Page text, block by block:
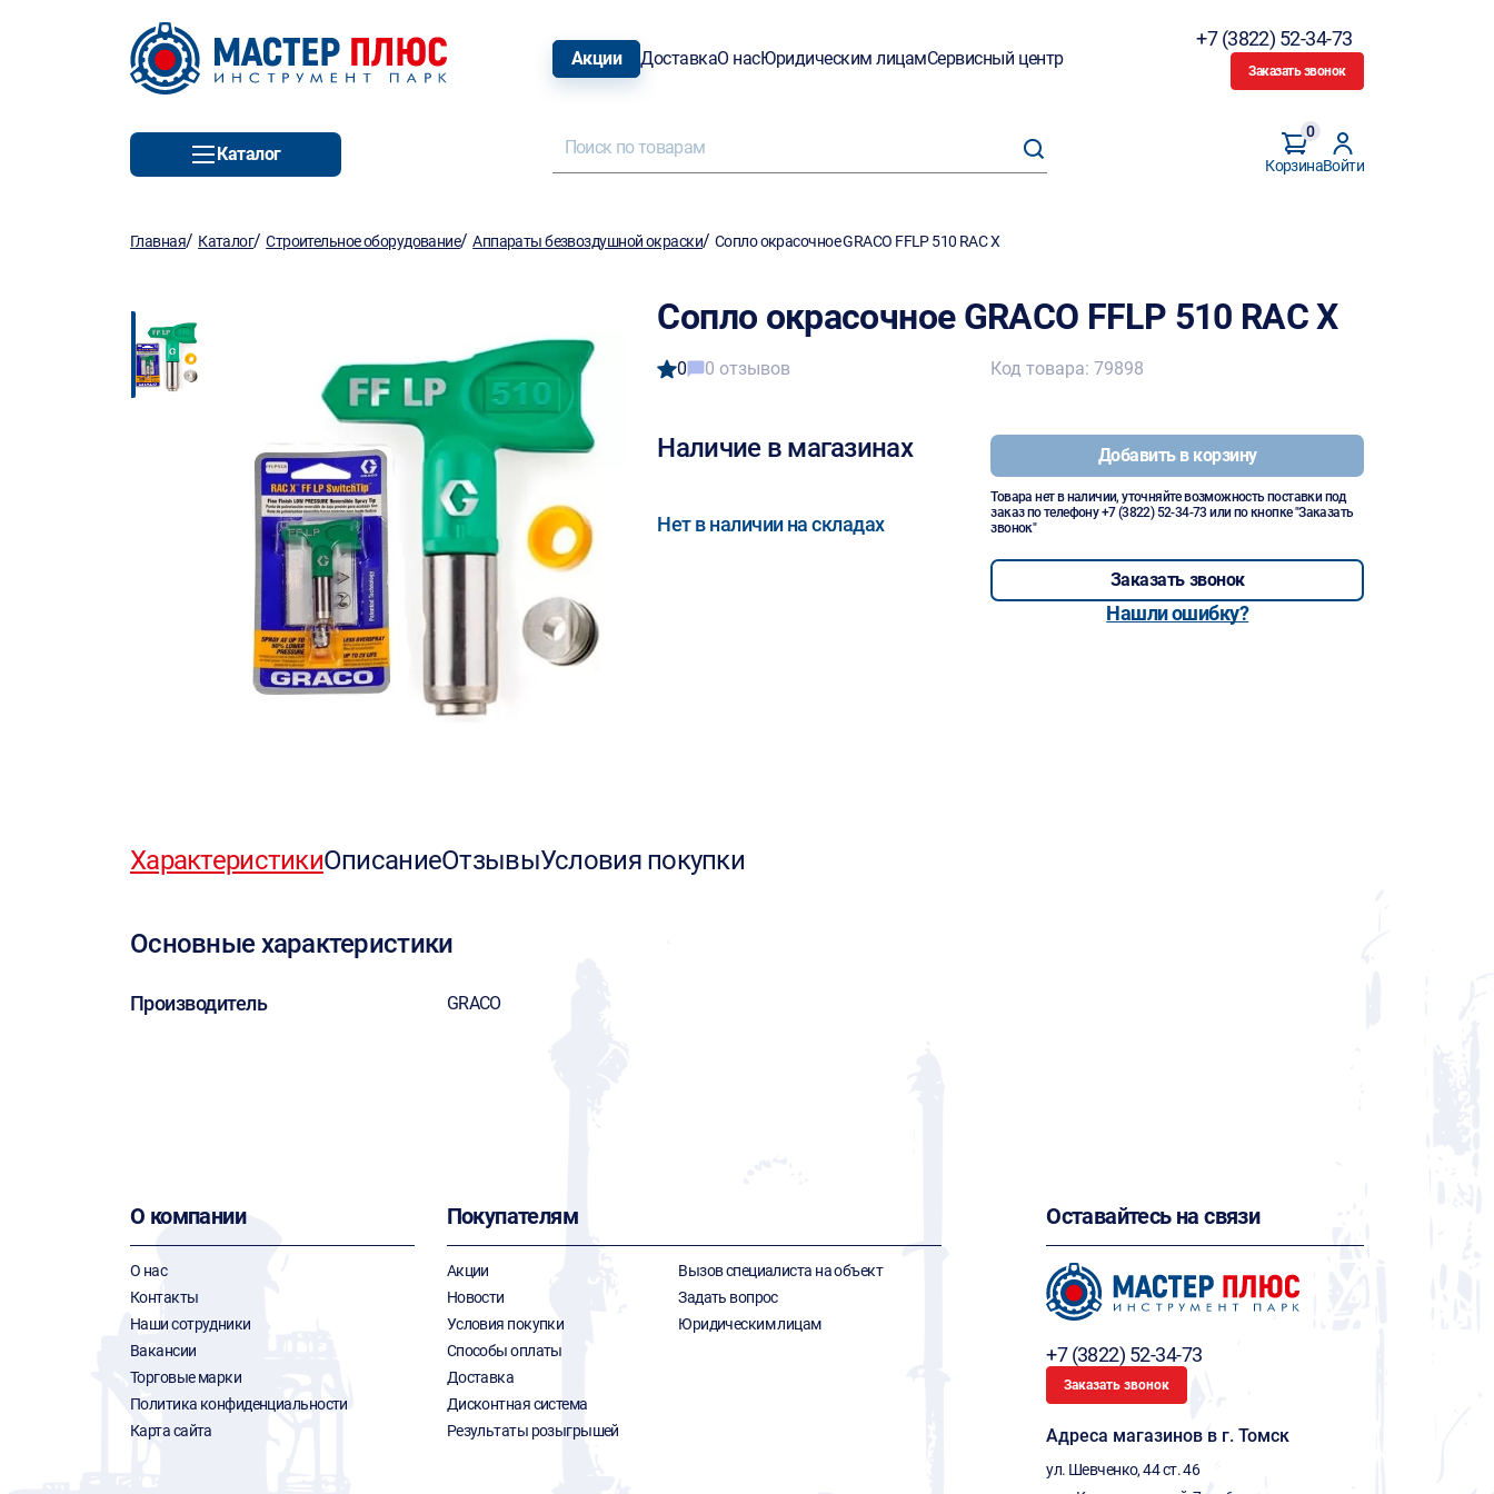
Акции ДоставкаО насЮридическим лицамСервисный центр
+7 (3822) 52-34-73
Заказать звонок
Каталог
Корзина
0
Войти
Главная/ Каталог/Строительное оборудование/Аппараты безвоздушной окраски/ Сопло окрасочное GRACO FFLP 510 RAC X
Сопло окрасочное GRACO FFLP 510 RAC X
0 0 отзывов
Наличие в магазинах
Нет в наличии на складах
Код товара: 79898
Добавить в корзину
Товара нет в наличии, уточняйте возможность поставки под
заказ по телефону+7 (3822) 52-34-73 или по кнопке "Заказать
звонок"
Заказать звонок
Нашли ошибку?
ХарактеристикиОписаниеОтзывыУсловия покупки
Основные характеристики
Производитель GRACO
О компании
О нас
Контакты
Наши сотрудники
Вакансии
Торговые марки
Политика конфиденциальности
Карта сайта
Покупателям
Акции
Новости
Условия покупки
Способы оплаты
Доставка
Дисконтная система
Результаты розыгрышей
Вызов специалиста на объект
Задать вопрос
Юридическим лицам
Оставайтесь на связи
+7 (3822) 52-34-73
Заказать звонок
Адреса магазинов в г. Томск
ул. Шевченко, 44 ст. 46